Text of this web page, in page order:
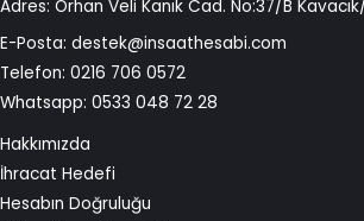
Adres: Orhan Veli Kanık Cad. No:37/B
E-Posta: destek@insaathesabi.com
Telefon: 0216 706 0572
Whatsapp: 0533 048 72 28
Hakkımızda
İhracat Hedefi
Hesabın Doğruluğu